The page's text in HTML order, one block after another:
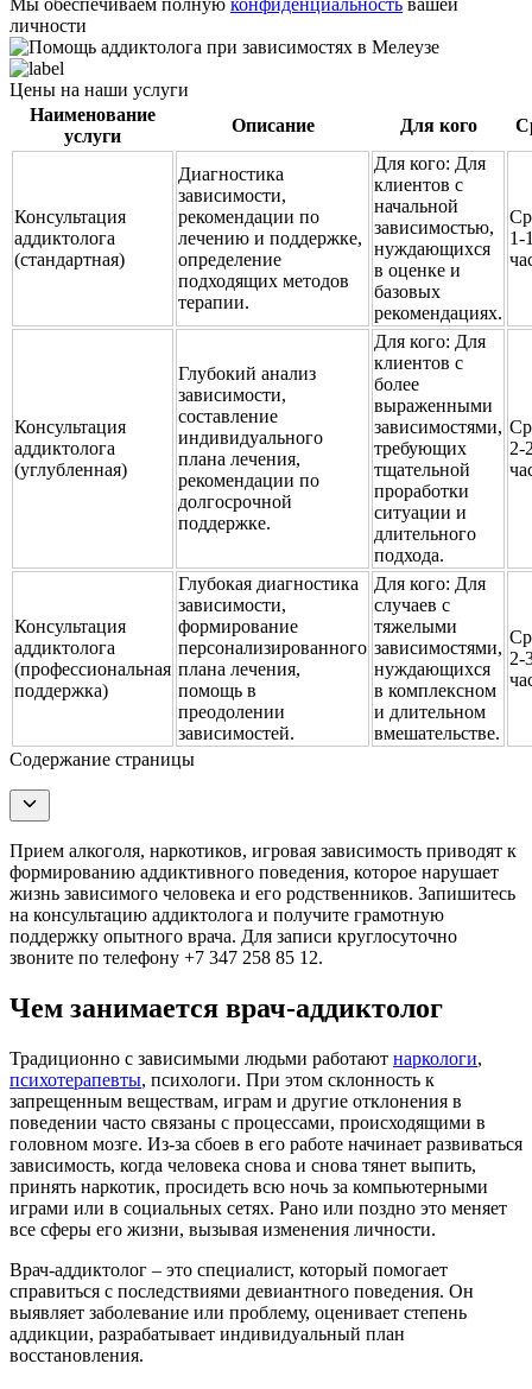
личности
Цены на наши услуги
Наименование
услуги
Описание Для кого
Консультация
аддиктолога
(стандартная)
Диагностика
зависимости,
рекомендации по
лечению и поддержке,
определение
подходящих методов
терапии.
Для кого: Для
клиентов с
начальной
зависимостью,
нуждающихся
в оценке и
базовых
рекомендациях.
1-
Консультация
аддиктолога
(углубленная)
Глубокий анализ
зависимости,
составление
индивидуального
плана лечения,
рекомендации по
долгосрочной
поддержке.
Для кого: Для
клиентов с
более
выраженными
зависимостями,
требующих
тщательной
проработки
ситуации и
длительного
подхода.
2-
Консультация
аддиктолога
(профессиональная
поддержка)
Глубокая диагностика
зависимости,
формирование
персонализированного
плана лечения,
помощь в
преодолении
зависимостей.
Для кого: Для
случаев с
тяжелыми
зависимостями,
нуждающихся
в комплексном
и длительном
вмешательстве.
2-
Содержание страницы
Прием алкоголя, наркотиков, игровая зависимость приводят к
формированию аддиктивного поведения, которое нарушает
жизнь зависимого человека и его родственников. Запишитесь
на консультацию аддиктолога и получите грамотную
поддержку опытного врача. Для записи круглосуточно
звоните по телефону +7 347 258 85 12.
Чем занимается врач-аддиктолог
Традиционно с зависимыми людьми работают наркологи,
психотерапевты, психологи. При этом склонность к
запрещенным веществам, играм и другие отклонения в
поведении часто связаны с процессами, происходящими в
головном мозге. Из-за сбоев в его работе начинает развиваться
зависимость, когда человека снова и снова тянет выпить,
принять наркотик, просидеть всю ночь за компьютерными
играми или в социальных сетях. Рано или поздно это меняет
все сферы его жизни, вызывая изменения личности.
Врач-аддиктолог – это специалист, который помогает
справиться с последствиями девиантного поведения. Он
выявляет заболевание или проблему, оценивает степень
аддикции, разрабатывает индивидуальный план
восстановления.